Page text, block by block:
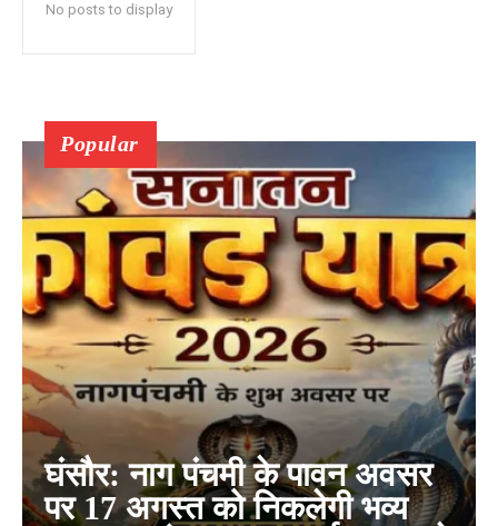
No posts to display
Popular
घंसौर: नाग पंचमी के पावन अवसर
पर 17 अगस्त को निकलेगी भव्य